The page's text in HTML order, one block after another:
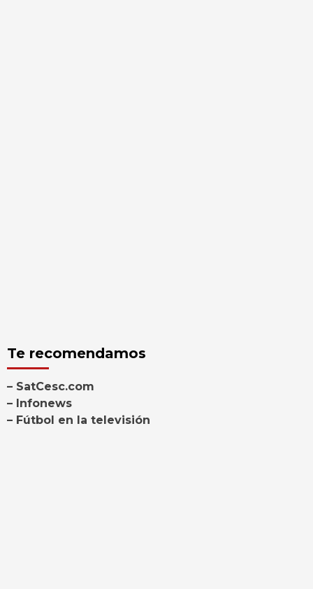
Te recomendamos
– SatCesc.com
– Infonews
– Fútbol en la televisión